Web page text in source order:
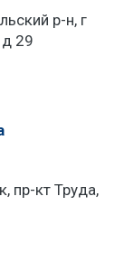
р-н, г
29
пр-кт Труда,